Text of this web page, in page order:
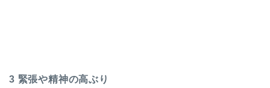
3 緊張や精神の高ぶり